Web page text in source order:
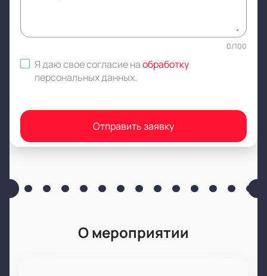
0/100
Я даю свое согласие наобработку
персональных данных.
Отправить заявку
О мероприятии